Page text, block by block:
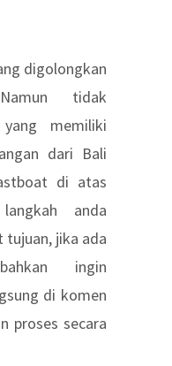
digolongkan
Namun tidak
memiliki
dari Bali
di atas
anda
tujuan, jika ada
ingin
di komen
proses secara